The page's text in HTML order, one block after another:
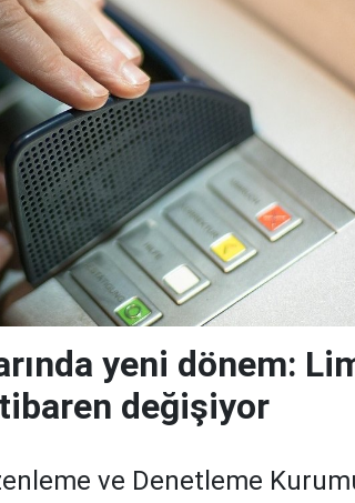
yeni dönem:
değişiyor
ve Denetleme